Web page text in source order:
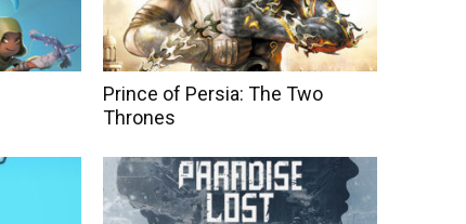
Prince of Persia: The Two
Thrones